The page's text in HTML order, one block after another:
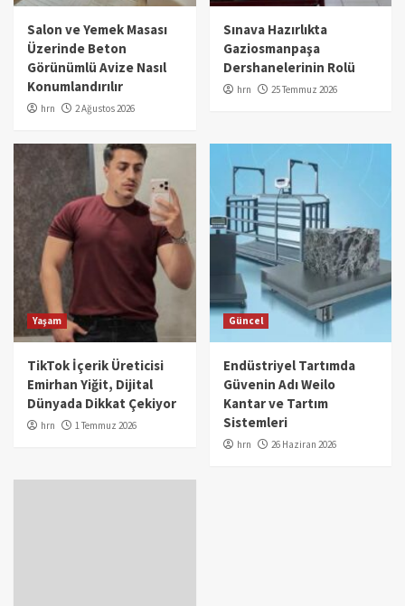
Salon ve Yemek Masası
Üzerinde Beton
Görünümlü Avize Nasıl
Konumlandırılır
hrn 2 Ağustos 2026
Sınava Hazırlıkta
Gaziosmanpaşa
Dershanelerinin Rolü
hrn 25 Temmuz 2026
Yaşam
TikTok İçerik Üreticisi
Emirhan Yiğit, Dijital
Dünyada Dikkat Çekiyor
hrn 1 Temmuz 2026
Güncel
Endüstriyel Tartımda
Güvenin Adı Weilo
Kantar ve Tartım
Sistemleri
hrn 26 Haziran 2026